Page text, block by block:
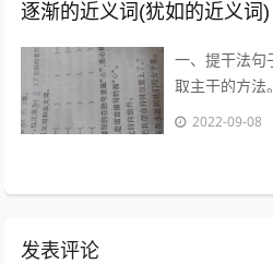
逐渐的近义词(犹如的近义词)
一、提干法句
取主干的方法
的学员，除北
2022-09-08
发表评论